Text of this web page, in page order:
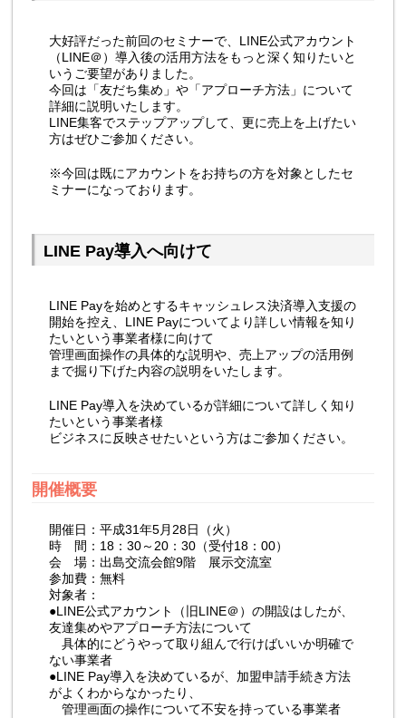
大好評だった前回のセミナーで、LINE公式アカウント
（LINE＠）導入後の活用方法をもっと深く知りたいと
いうご要望がありました。
今回は「友だち集め」や「アプローチ方法」について
詳細に説明いたします。
LINE集客でステップアップして、更に売上を上げたい
方はぜひご参加ください。
※今回は既にアカウントをお持ちの方を対象としたセ
ミナーになっております。
LINE Pay導入へ向けて
LINE Payを始めとするキャッシュレス決済導入支援の
開始を控え、LINE Payについてより詳しい情報を知り
たいという事業者様に向けて
管理画面操作の具体的な説明や、売上アップの活用例
まで掘り下げた内容の説明をいたします。
LINE Pay導入を決めているが詳細について詳しく知り
たいという事業者様
ビジネスに反映させたいという方はご参加ください。
開催概要
開催日：平成31年5月28日（火）
時 間：18：30～20：30（受付18：00）
会 場：出島交流会館9階 展示交流室
参加費：無料
対象者：
●LINE公式アカウント（旧LINE＠）の開設はしたが、
友達集めやアプローチ方法について
具体的にどうやって取り組んで行けばいいか明確で
ない事業者
●LINE Pay導入を決めているが、加盟申請手続き方法
がよくわからなかったり、
管理画面の操作について不安を持っている事業者